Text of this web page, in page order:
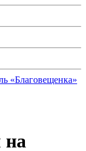
«Благовещенка»
на